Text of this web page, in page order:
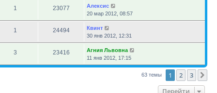
1 23077
Алексис
20 мар 2012, 08:57
1 24494
Квинт
30 янв 2012, 12:31
3 23416
Агния Львовна
11 янв 2012, 17:15
63 темы 1 2 3
Перейти